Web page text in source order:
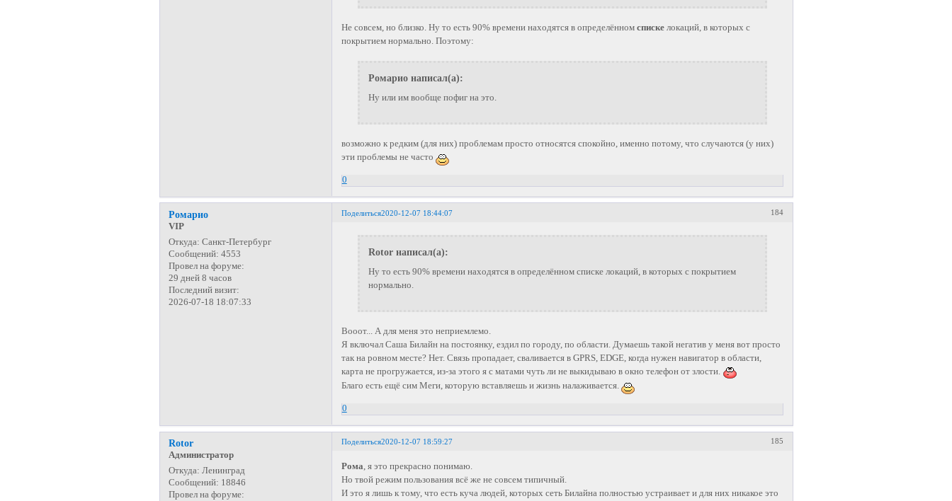
Не совсем, но близко. Ну то есть 90% времени находятся в определённом спискелокаций, в которых с
покрытием нормально. Поэтому:
Ромарио написал(а):
Ну или им вообще пофиг на это.
возможно к редким (для них) проблемам просто относятся спокойно, именно потому, что случаются (у них)
эти проблемы не часто
0
Поделиться 184
2020-12-07 18:44:07
Ромарио
VIP
Откуда: Санкт-Петербург
Сообщений: 4553
Провел на форуме:
29 дней 8 часов
Последний визит:
2026-07-18 18:07:33
Rotor написал(а):
Ну то есть 90% времени находятся в определённом списке локаций, в которых с покрытием
нормально.
Вооот... А для меня это неприемлемо.
Я включал Саша Билайн на постоянку, ездил по городу, по области. Думаешь такой негатив у меня вот просто
так на ровном месте? Нет. Связь пропадает, сваливается в GPRS, EDGE, когда нужен навигатор в области,
карта не прогружается, из-за этого я с матами чуть ли не выкидываю в окно телефон от злости.
Благо есть ещё сим Меги, которую вставляешь и жизнь налаживается.
0
Поделиться 185
2020-12-07 18:59:27
Rotor
Администратор
Откуда: Ленинград
Сообщений: 18846
Провел на форуме:
Рома, я это прекрасно понимаю.
Но твой режим пользования всё же не совсем типичный.
И это я лишь к тому, что есть куча людей, которых сеть Билайна полностью устраивает и для них никакое это